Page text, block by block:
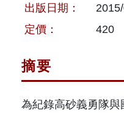
期刊查詢
出版日期：
定價：
420
摘要
為紀錄高砂義勇隊與